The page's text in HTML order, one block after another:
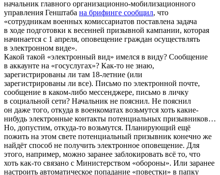
начальник главного организационно-мобилизационного
управления Генштаба на брифинге сообщил, что
«сотрудникам военных комиссариатов поставлена задача
в ходе подготовки к весенней призывной кампании, которая
начинается с 1 апреля, оповещение граждан осуществлять
в электронном виде».
Какой такой «электронный вид» имелся в виду? Сообщение
в аккаунте на «госуслугах»? Как-то не знаю,
зарегистрированы ли там 18-летние (или
зарегистрированы ли все). Письмо по электронной почте,
сообщение в каком-либо мессенджере, письмо в личку
в социальной сети? Начальник не пояснил. Не пояснил
он даже того, откуда в военкоматах возьмутся хоть какие-
нибудь электронные контакты потенциальных призывников…
Но, допустим, откуда-то возьмутся. Планирующий ещё
пожить на этом свете потенциальный призывник конечно же
найдёт способ не получить электронное оповещение. Для
этого, например, можно заранее заблокировать всё то, что
хоть как-то связано с Министерством «обороны». Или заранее
настроить автоматическое попадание «повестки» в папку